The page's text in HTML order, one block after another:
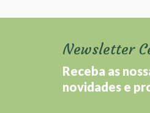
Newsletter
Receba as
novidades e